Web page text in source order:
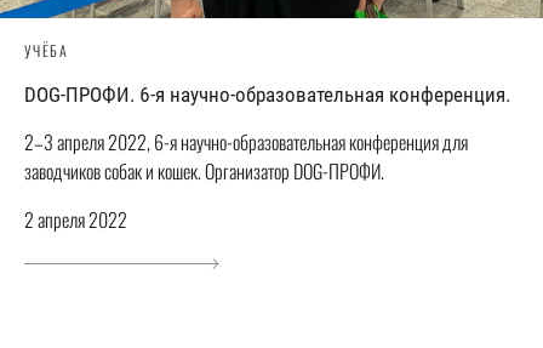
УЧЁБА
DOG-ПРОФИ. 6-я научно-образовательная конференция.
2–3 апреля 2022, 6-я научно-образовательная конференция для
заводчиков собак и кошек. Организатор DOG-ПРОФИ.
2 апреля 2022